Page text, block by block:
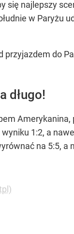
się najlepszy
w Paryżu
przyjazdem do
długo!
Amerykanina,
1:2, a
na 5:5, a